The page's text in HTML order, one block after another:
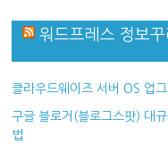
워드프레스 정보꾸
클라우드웨이즈 서버 OS 업
구글 블로거(블로그스팟) 대
법